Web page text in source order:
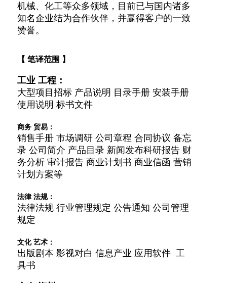
机械、化工等众多领域 ，目前已与国内诸多
知名企业结为合作伙伴，并赢得客户的一致
赞誉。
【 笔译范围 】
工业 工程：
大型项目招标 产品说明 目录手册 安装手册
使用说明 标书文件
商务 贸易：
销售手册 市场调研 公司章程 合同协议 备忘
录 公司简介 产品目录 新闻发布科研报告 财
务分析 审计报告 商业计划书 商业信函 营销
计划方案等
法律 法规：
法律法规 行业管理规定 公告通知 公司管理
规定
文化 艺术：
出版剧本 影视对白 信息产业 应用软件 工
具书